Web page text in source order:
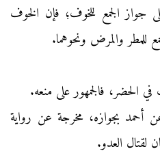
الجمع للخوف؛ فإن الخوف
للمطر والمرض ونحوهما.
الحضر، فالجمهور على منعه.
أحمد بجوازه، مخرجة عن رواية
لقتال العدو.